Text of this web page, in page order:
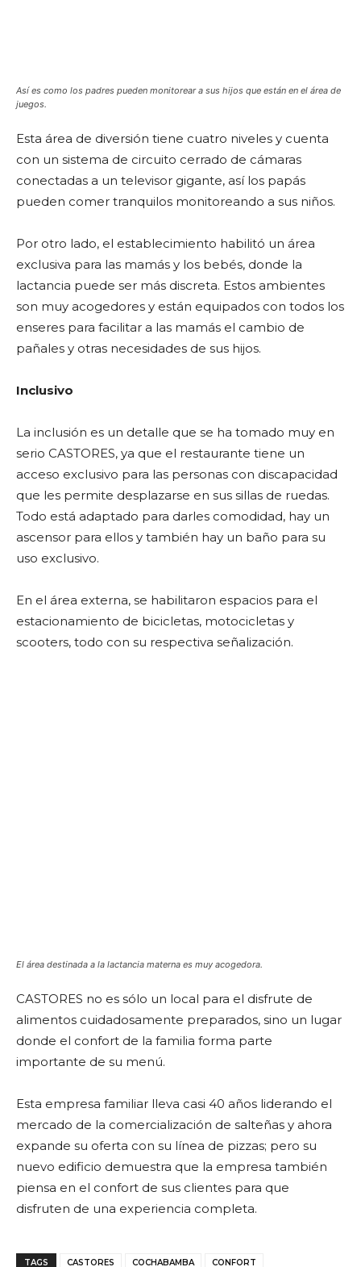
Así es como los padres pueden monitorear a sus hijos que están en el área de
juegos.
Esta área de diversión tiene cuatro niveles y cuenta
con un sistema de circuito cerrado de cámaras
conectadas a un televisor gigante, así los papás
pueden comer tranquilos monitoreando a sus niños.
Por otro lado, el establecimiento habilitó un área
exclusiva para las mamás y los bebés, donde la
lactancia puede ser más discreta. Estos ambientes
son muy acogedores y están equipados con todos los
enseres para facilitar a las mamás el cambio de
pañales y otras necesidades de sus hijos.
Inclusivo
La inclusión es un detalle que se ha tomado muy en
serio CASTORES, ya que el restaurante tiene un
acceso exclusivo para las personas con discapacidad
que les permite desplazarse en sus sillas de ruedas.
Todo está adaptado para darles comodidad, hay un
ascensor para ellos y también hay un baño para su
uso exclusivo.
En el área externa, se habilitaron espacios para el
estacionamiento de bicicletas, motocicletas y
scooters, todo con su respectiva señalización.
El área destinada a la lactancia materna es muy acogedora.
CASTORES no es sólo un local para el disfrute de
alimentos cuidadosamente preparados, sino un lugar
donde el confort de la familia forma parte
importante de su menú.
Esta empresa familiar lleva casi 40 años liderando el
mercado de la comercialización de salteñas y ahora
expande su oferta con su línea de pizzas; pero su
nuevo edificio demuestra que la empresa también
piensa en el confort de sus clientes para que
disfruten de una experiencia completa.
TAGS CASTORES COCHABAMBA CONFORT